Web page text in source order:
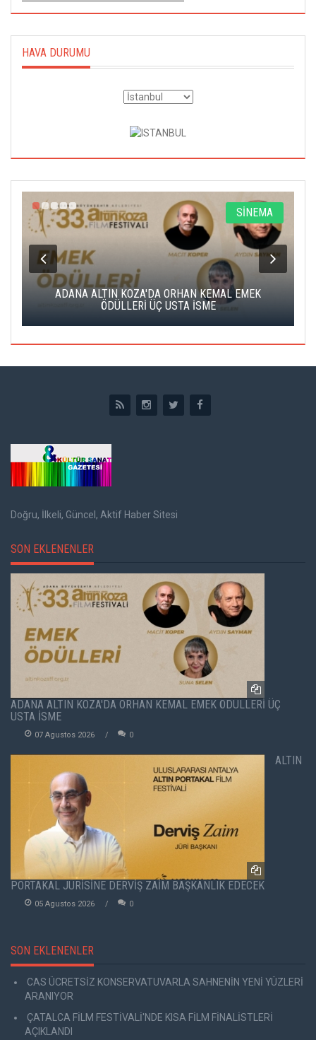
HAVA DURUMU
SİNEMA
ADANA ALTIN KOZA'DA ORHAN KEMAL EMEK
ÖDÜLLERİ ÜÇ USTA İSME
Doğru, İlkeli, Güncel, Aktif Haber Sitesi
SON EKLENENLER
ADANA ALTIN KOZA'DA ORHAN KEMAL EMEK ÖDÜLLERİ ÜÇ
USTA İSME
07 Agustos 2026 0
ALTIN
PORTAKAL JÜRİSİNE DERVİŞ ZAİM BAŞKANLIK EDECEK
05 Agustos 2026 0
SON EKLENENLER
CAS ÜCRETSİZ KONSERVATUVARLA SAHNENİN YENİ YÜZLERİ
ARANIYOR
ÇATALCA FİLM FESTİVALİ'NDE KISA FİLM FİNALİSTLERİ
AÇIKLANDI